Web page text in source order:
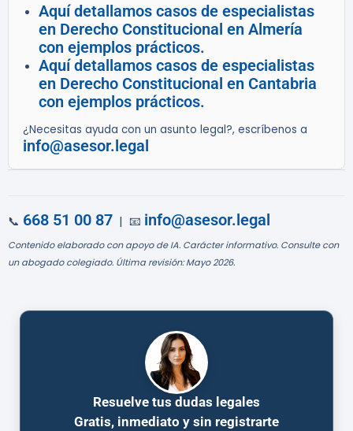
Aquí detallamos casos de especialistas
en Derecho Constitucional en Almería
con ejemplos prácticos.
Aquí detallamos casos de especialistas
en Derecho Constitucional en Cantabria
con ejemplos prácticos.
¿Necesitas ayuda con un asunto legal?, escríbenos a
info@asesor.legal
📞 668 51 00 87 | 📧 info@asesor.legal
Contenido elaborado con apoyo de IA. Carácter informativo. Consulte con
un abogado colegiado. Última revisión: Mayo 2026.
Resuelve tus dudas legales
Gratis, inmediato y sin registrarte